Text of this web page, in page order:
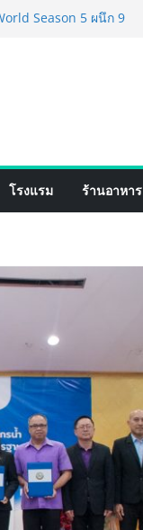
Season 5 ผนึก 9
เปิดโรงงานแห่งใหม่
วันออกเฉียงใต้
ลิปปินส์ ใน “Rise of
ศ ฉลองเซิร์ฟเวอร์
ละ โฟมอาบแห้งสัตว์
เลียขนได้
โรงแรม ร้านอาหาร